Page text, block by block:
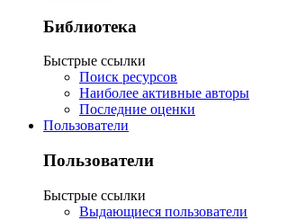
Библиотека
Быстрые ссылки
Поиск ресурсов
Наиболее активные авторы
Последние оценки
Пользователи
Пользователи
Быстрые ссылки
Выдающиеся пользователи